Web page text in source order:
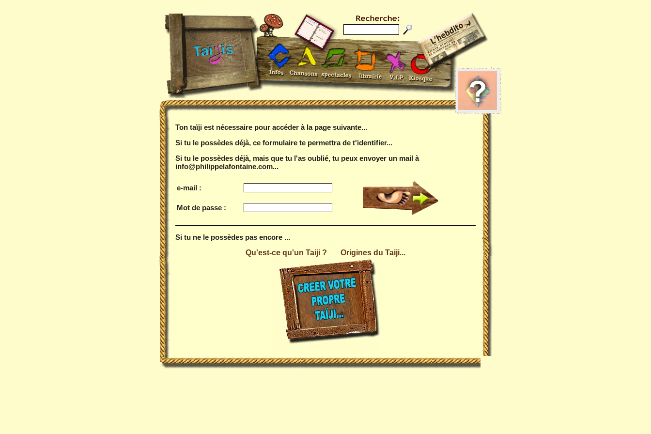
Ton taïji est nécessaire pour accéder à la page suivante...
Si tu le possèdes déjà, ce formulaire te permettra de t'identifier...
Si tu le possèdes déjà, mais que tu l'as oublié, tu peux envoyer un mail à
info@philippelafontaine.com...
e-mail :
Mot de passe :
Si tu ne le possèdes pas encore ...
Qu'est-ce qu'un Taiji ?
Origines du Taiji...